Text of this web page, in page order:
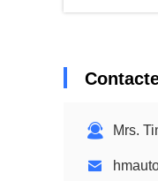
Mrs.